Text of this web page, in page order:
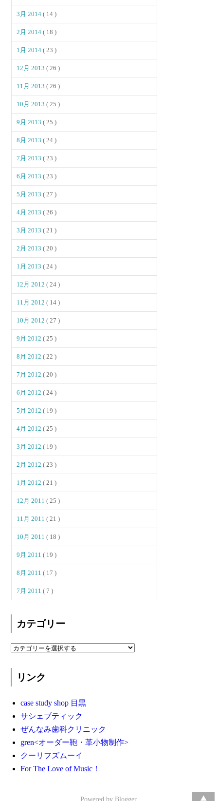
3月 2014( 14 )
2月 2014( 18 )
1月 2014( 23 )
12月 2013( 26 )
11月 2013( 26 )
10月 2013( 25 )
9月 2013( 25 )
8月 2013( 24 )
7月 2013( 23 )
6月 2013( 23 )
5月 2013( 27 )
4月 2013( 26 )
3月 2013( 21 )
2月 2013( 20 )
1月 2013( 24 )
12月 2012( 24 )
11月 2012( 14 )
10月 2012( 27 )
9月 2012( 25 )
8月 2012( 22 )
7月 2012( 20 )
6月 2012( 24 )
5月 2012( 19 )
4月 2012( 25 )
3月 2012( 19 )
2月 2012( 23 )
1月 2012( 21 )
12月 2011( 25 )
11月 2011( 21 )
10月 2011( 18 )
9月 2011( 19 )
8月 2011( 17 )
7月 2011( 7 )
カテゴリー
リンク
case study shop 目黒
サシェブティック
ぜんなみ歯科クリニック
gren<オーダー鞄・革小物制作>
クーリフズムーイ
For The Love of Music！
Powered by Blogger.